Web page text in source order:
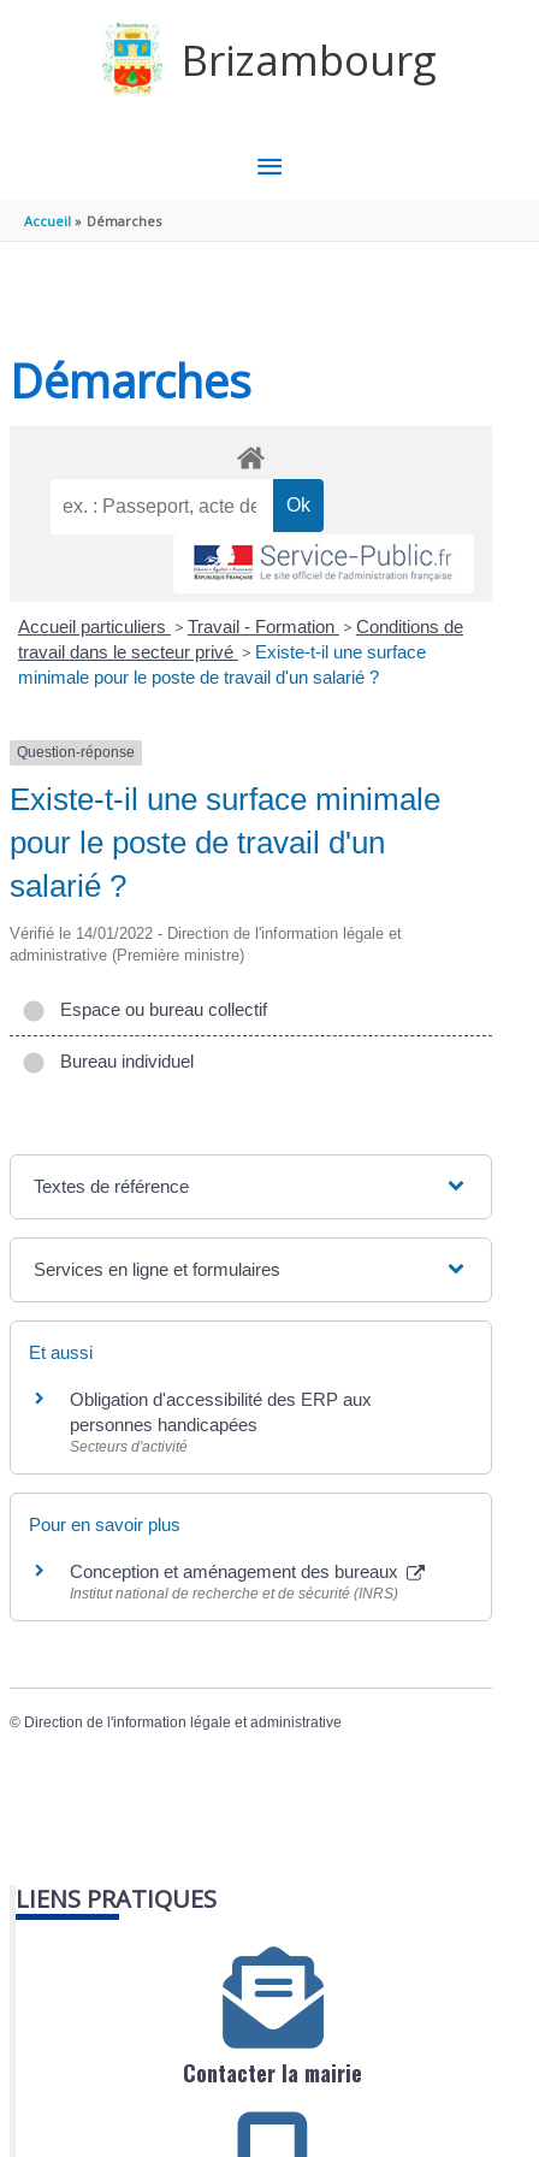
Brizambourg
MENU
Accueil Démarches
Démarches
Accueil particuliers > Travail - Formation > Conditions de
travail dans le secteur privé > Existe-t-il une surface
minimale pour le poste de travail d'un salarié ?
Question-réponse
Existe-t-il une surface minimale
pour le poste de travail d'un
salarié ?
Vérifié le 14/01/2022 - Direction de l'information légale et
administrative (Première ministre)
Espace ou bureau collectif
Bureau individuel
Textes de référence
Services en ligne et formulaires
Et aussi
Obligation d'accessibilité des ERP aux
personnes handicapées
Secteurs d'activité
Pour en savoir plus
Conception et aménagement des bureaux
Institut national de recherche et de sécurité (INRS)
© Direction de l'information légale et administrative
LIENS PRATIQUES
Contacter la mairie